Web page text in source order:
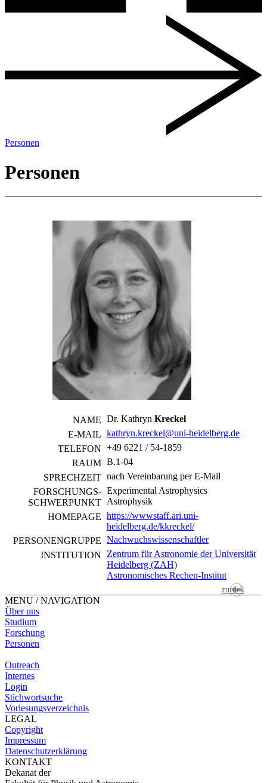
Personen
Personen
NAME Dr. Kathryn Kreckel
E-MAIL kathryn.kreckel@uni-heidelberg.de
TELEFON +49 6221 / 54-1859
RAUM B.1-04
SPRECHZEIT nach Vereinbarung per E-Mail
FORSCHUNGS­
SCHWERPUNKT
Experimental Astrophysics
Astrophysik
HOMEPAGE https://wwwstaff.ari.uni-
heidelberg.de/kkreckel/
PERSONEN­GRUPPE Nachwuchswissenschaftler
INSTITUTION
Zentrum für Astronomie der Universität
Heidelberg (ZAH)
Astronomisches Rechen-Institut
zurück
MENU / NAVIGATION
Über uns
Studium
Forschung
Personen
Outreach
Internes
Login
Stichwortsuche
Vorlesungsverzeichnis
LEGAL
Copyright
Impressum
Datenschutzerklärung
KONTAKT
Dekanat der